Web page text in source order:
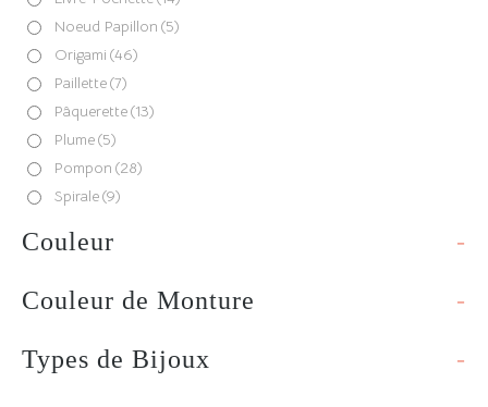
Noeud Papillon (5)
Origami (46)
Paillette(7)
Pâquerette(13)
Plume(5)
Pompon (28)
Spirale(9)
Couleur -
Couleur de Monture -
Types de Bijoux -